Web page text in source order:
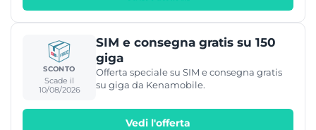
SCONTO
Scade il
10/08/2026
SIM e consegna gratis su 150
giga
Offerta speciale su SIM e consegna gratis
su giga da Kenamobile.
Vedi l'offerta